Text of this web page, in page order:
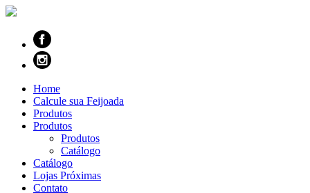
Home
Calcule sua Feijoada
Produtos
Produtos
Produtos
Catálogo
Catálogo
Lojas Próximas
Contato